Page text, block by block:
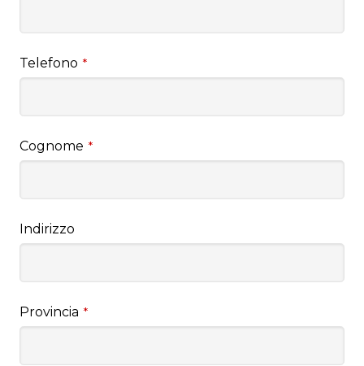
Telefono *
Cognome *
Indirizzo
Provincia *